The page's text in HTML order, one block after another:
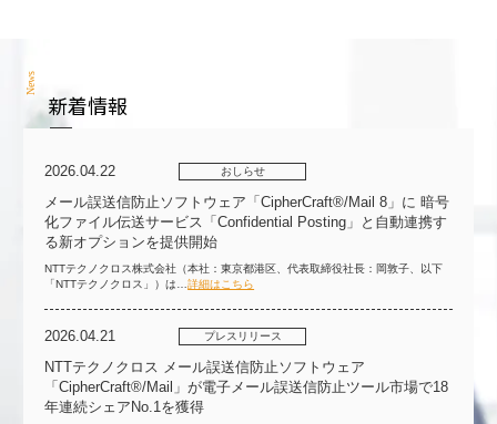
新着情報
News
2026.04.22 おしらせ
メール誤送信防止ソフトウェア「CipherCraft®/Mail 8」に 暗号
化ファイル伝送サービス「Confidential Posting」と自動連携す
る新オプションを提供開始
NTTテクノクロス株式会社（本社：東京都港区、代表取締役社長：岡敦子、以下
「NTTテクノクロス」）は…詳細はこちら
2026.04.21 プレスリリース
NTTテクノクロス メール誤送信防止ソフトウェア
「CipherCraft®/Mail」が電子メール誤送信防止ツール市場で18
年連続シェアNo.1を獲得